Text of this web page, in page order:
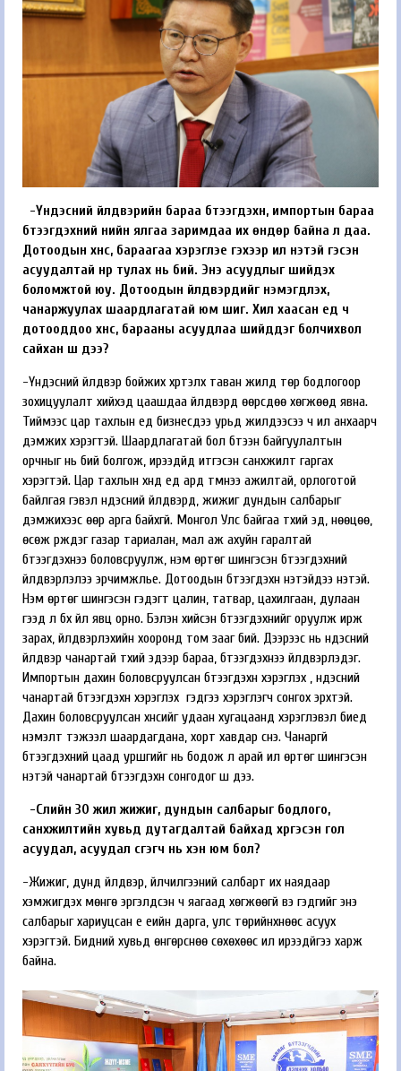
-Үндэсний үйлдвэрийн бараа бүтээгдэхүүн, импортын бараа
бүтээгдэхүүний үнийн ялгаа заримдаа их өндөр байна л даа.
Дотоодын хүнс, бараагаа хэрэглэе гэхээр илүү үнэтэй гэсэн
асуудалтай нүүр тулах нь бий. Энэ асуудлыг шийдэх
боломжтой юу. Дотоодын үйлдвэрүүдийг нэмэгдүүлэх,
чанаржуулах шаардлагатай юм шиг. Хил хаасан үед ч
дотооддоо хүнс, барааны асуудлаа шийддэг болчихвол
сайхан шүү дээ?
-Үндэсний үйлдвэр бойжих хүртэлх таван жилд төр бодлогоор
зохицуулалт хийхэд цаашдаа үйлдвэрүүд өөрсдөө хөгжөөд явна.
Тиймээс цар тахлын үед бизнесүүдээ урьд жилүүдээсээ ч илүү анхаарч
дэмжих хэрэгтэй. Шаардлагатай бол бүтээн байгуулалтын
орчныг нь бий болгож, ирээдүйд итгэсэн санхүүжилт гаргах
хэрэгтэй. Цар тахлын хүнд үед ард түмнээ ажилтай, орлоготой
байлгая гэвэл үндэсний үйлдвэрүүд, жижиг дундын салбарыг
дэмжихээс өөр арга байхгүй. Монгол Улс байгаа түүхий эд, нөөцөө,
өсөж үрждэг газар тариалан, мал аж ахуйн гаралтай
бүтээгдэхүүнээ боловсруулж, нэмүү өртөг шингэсэн бүтээгдэхүүний
үйлдвэрлэлээ эрчимжүүлье. Дотоодын бүтээгдэхүүн үнэтэйдээ үнэтэй.
Нэмүү өртөг шингэсэн гэдэгт цалин, татвар, цахилгаан, дулаан
гээд л бүх үйл явц орно. Бэлэн хийсэн бүтээгдэхүүнийг оруулж ирж
зарах, үйлдвэрлэхийн хооронд том зааг бий. Дээрээс нь үндэсний
үйлдвэр чанартай түүхий эдээр бараа, бүтээгдэхүүнээ үйлдвэрлэдэг.
Импортын дахин боловсруулсан бүтээгдэхүүн хэрэглэх үү, үндэсний
чанартай бүтээгдэхүүн хэрэглэх үү гэдгээ хэрэглэгч сонгох эрхтэй.
Дахин боловсруулсан хүнсийг удаан хугацаанд хэрэглэвэл биед
нэмэлт тэжээл шаардагдана, хорт хавдар үүснэ. Чанаргүй
бүтээгдэхүүний цаад уршгийг нь бодож л арай илүү өртөг шингэсэн
үнэтэй чанартай бүтээгдэхүүн сонгодог шүү дээ.
-Сүүлийн 30 жил жижиг, дундын салбарыг бодлого,
санхүүжилтийн хувьд дутагдалтай байхад хүргэсэн гол
асуудал, асуудал үүсгэгч нь хэн юм бол?
-Жижиг, дунд үйлдвэр, үйлчилгээний салбарт их наядаар
хэмжигдэх мөнгө эргэлдсэн ч яагаад хөгжөөгүй вэ гэдгийг энэ
салбарыг хариуцсан үе үеийн дарга, улс төрийнхнөөс асуух
хэрэгтэй. Бидний хувьд өнгөрснөө сөхөхөөс илүү ирээдүйгээ харж
байна.